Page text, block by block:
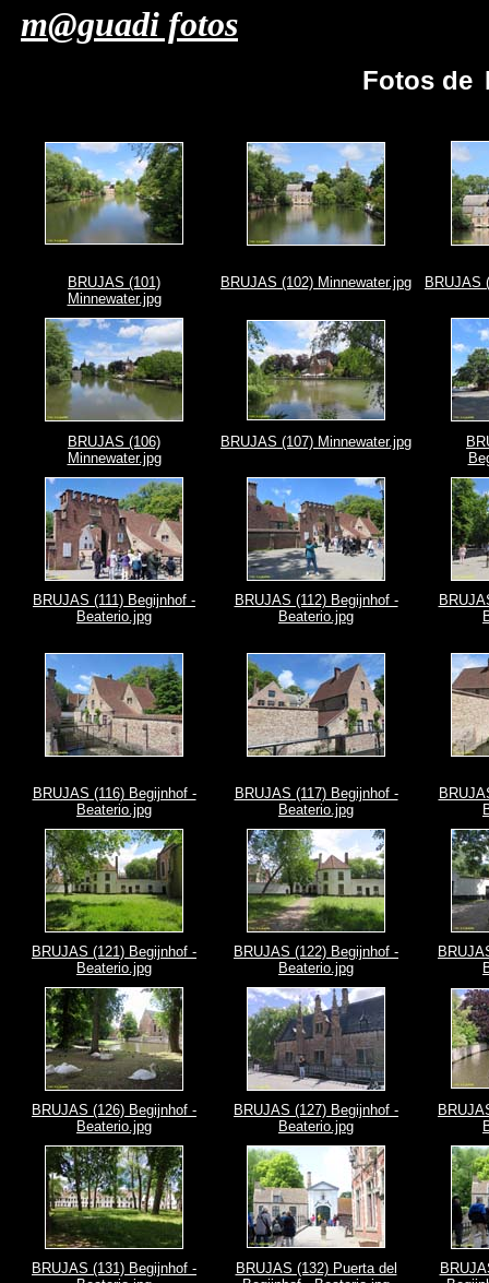
m@guadi fotos
Fotos de
BRUJAS (101)
Minnewater.jpg
BRUJAS (102) Minnewater.jpg BRUJAS
BRUJAS (106)
Minnewater.jpg
BRUJAS (107) Minnewater.jpg
BRUJAS (111) Begijnhof -
Beaterio.jpg
BRUJAS (112) Begijnhof -
Beaterio.jpg
BRUJAS (116) Begijnhof -
Beaterio.jpg
BRUJAS (117) Begijnhof -
Beaterio.jpg
BRUJAS (121) Begijnhof -
Beaterio.jpg
BRUJAS (122) Begijnhof -
Beaterio.jpg
BRUJAS (126) Begijnhof -
Beaterio.jpg
BRUJAS (127) Begijnhof -
Beaterio.jpg
BRUJAS (131) Begijnhof -
BRUJAS (132) Puerta del